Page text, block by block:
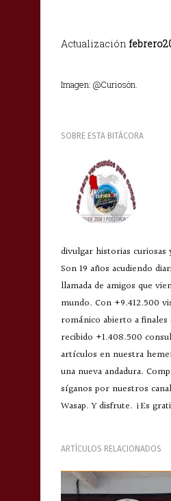
Actualización
Imagen: @Curiosón.
SOBRE ESTA BITÁCORA
divulgar historias curiosas
Son 19 años acudiendo
llamada de amigos que
mundo. Con +9.412.500
románico abierto a finales
recibido +1.408.500
artículos en nuestra
una nueva andadura.
síganos por nuestros
Wasap. Y disfrute. ¡Es
ARTÍCULOS RELACIONADOS